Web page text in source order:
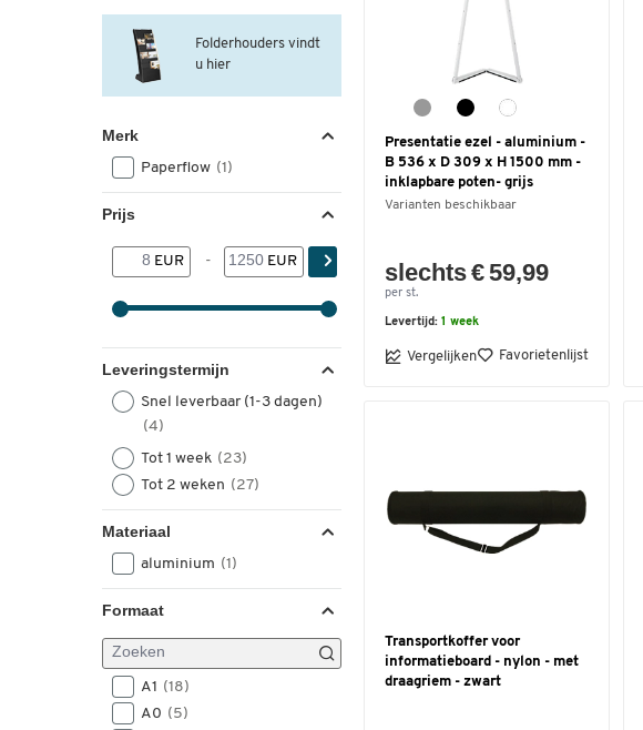
Folderhouders vindt
u hier
Merk
Paperflow (1)
Prijs
EUR - EUR
Leveringstermijn
Snel leverbaar (1-3 dagen)
(4)
Tot 1 week (23)
Tot 2 weken (27)
Materiaal
aluminium (1)
Formaat
A1 (18)
A0 (5)
Presentatie ezel - aluminium -
B 536 x D 309 x H 1500 mm -
inklapbare poten- grijs
Varianten beschikbaar
slechts € 59,99
per st.
Levertijd: 1 week
Vergelijken Favorietenlijst
Transportkoffer voor
informatieboard - nylon - met
draagriem - zwart